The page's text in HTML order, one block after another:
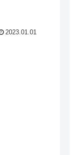
2023.01.01